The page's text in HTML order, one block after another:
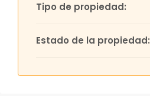
Tipo de propiedad:
Estado de la propiedad: